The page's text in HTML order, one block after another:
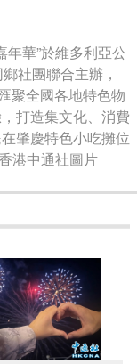
華”於維多利亞公
社團聯合主辦，
聚全國各地特色物
打造集文化、消費
肇慶特色小吃攤位
港中通社圖片